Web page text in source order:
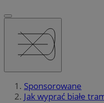
Sponsorowane
Jak wyprać białe